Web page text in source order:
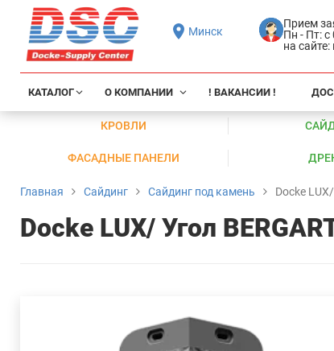
Минск
Прием
Пн - Пт: с
на
КАТАЛОГ О КОМПАНИИ ! ВАКАНСИИ !
КРОВЛИ
ФАСАДНЫЕ ПАНЕЛИ
Главная Сайдинг Сайдинг под камень Docke
Docke LUX/ Угол